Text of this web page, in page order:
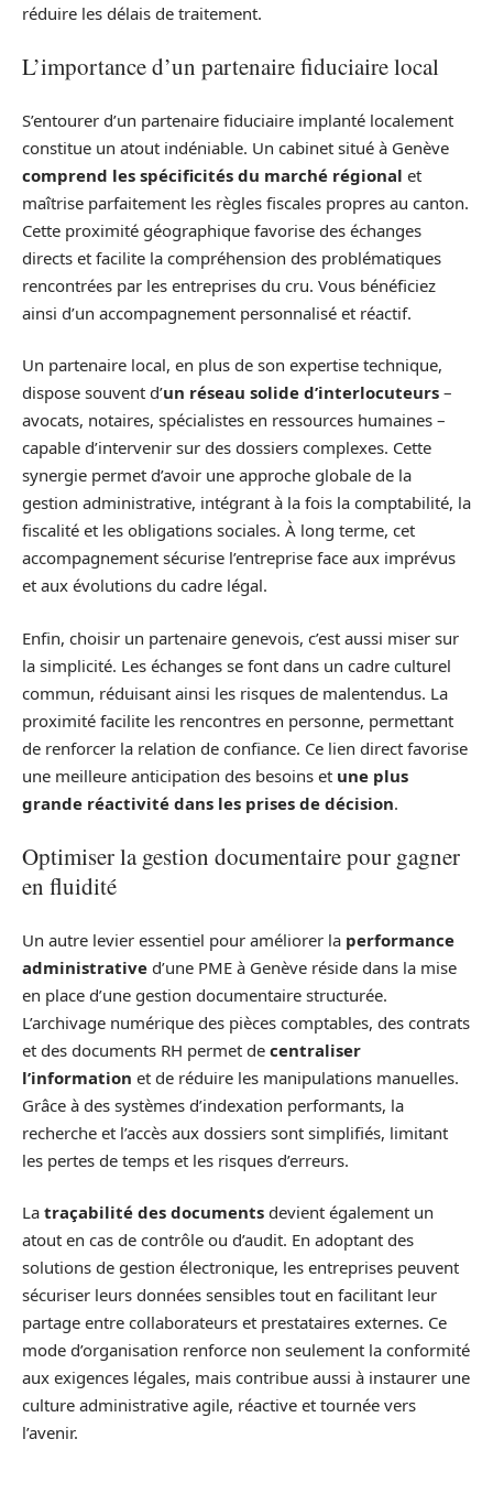
réduire les délais de traitement.
L’importance d’un partenaire fiduciaire local
S’entourer d’un partenaire fiduciaire implanté localement
constitue un atout indéniable. Un cabinet situé à Genève
comprend les spécificités du marché régional et
maîtrise parfaitement les règles fiscales propres au canton.
Cette proximité géographique favorise des échanges
directs et facilite la compréhension des problématiques
rencontrées par les entreprises du cru. Vous bénéficiez
ainsi d’un accompagnement personnalisé et réactif.
Un partenaire local, en plus de son expertise technique,
dispose souvent d’un réseau solide d’interlocuteurs –
avocats, notaires, spécialistes en ressources humaines –
capable d’intervenir sur des dossiers complexes. Cette
synergie permet d’avoir une approche globale de la
gestion administrative, intégrant à la fois la comptabilité, la
fiscalité et les obligations sociales. À long terme, cet
accompagnement sécurise l’entreprise face aux imprévus
et aux évolutions du cadre légal.
Enfin, choisir un partenaire genevois, c’est aussi miser sur
la simplicité. Les échanges se font dans un cadre culturel
commun, réduisant ainsi les risques de malentendus. La
proximité facilite les rencontres en personne, permettant
de renforcer la relation de confiance. Ce lien direct favorise
une meilleure anticipation des besoins et une plus
grande réactivité dans les prises de décision.
Optimiser la gestion documentaire pour gagner
en fluidité
Un autre levier essentiel pour améliorer la performance
administrative d’une PME à Genève réside dans la mise
en place d’une gestion documentaire structurée.
L’archivage numérique des pièces comptables, des contrats
et des documents RH permet de centraliser
l’information et de réduire les manipulations manuelles.
Grâce à des systèmes d’indexation performants, la
recherche et l’accès aux dossiers sont simplifiés, limitant
les pertes de temps et les risques d’erreurs.
La traçabilité des documents devient également un
atout en cas de contrôle ou d’audit. En adoptant des
solutions de gestion électronique, les entreprises peuvent
sécuriser leurs données sensibles tout en facilitant leur
partage entre collaborateurs et prestataires externes. Ce
mode d’organisation renforce non seulement la conformité
aux exigences légales, mais contribue aussi à instaurer une
culture administrative agile, réactive et tournée vers
l’avenir.